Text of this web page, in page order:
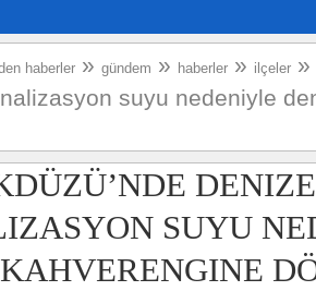
haberler » gündem » haberler » ilçeler »
suyu nedeniyle
SUYU